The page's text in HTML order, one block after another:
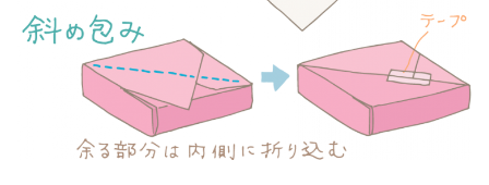
入学内祝い（入学祝いのお返し）
結納返し
高額ギフトの内祝い
就職内祝い